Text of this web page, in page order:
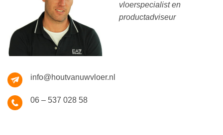
vloerspecialist en
productadviseur
info@houtvanuwvloer.nl
06 – 537 028 58